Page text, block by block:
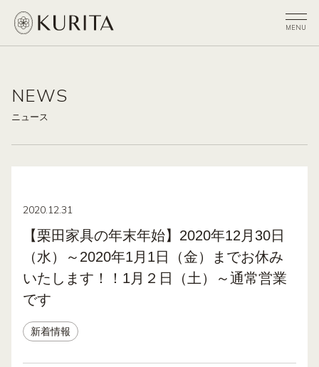
NEWS
ニュース
2020.12.31
【栗田家具の年末年始】2020年12月30日
（水）～2020年1月1日（金）までお休み
いたします！！1月２日（土）～通常営業
です
新着情報